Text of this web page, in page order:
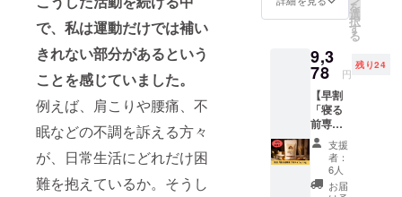
で、私は運動だけでは補い
きれない部分があるという
ことを感じていました。
例えば、肩こりや腰痛、不
眠などの不調を訴える方々
が、日常生活にどれだけ困
難を抱えているか。そうし
の原因の多
くが食生活
養不足でし
その問題を
解決するた
めに自社で
プロテイン
を開発し、
別途必
要で
す。 パ
フォー
マンス
ステー
ション
ANCHO
R 高崎
市上並
トを体
験でき
です。
実施時
間はカ
ウンセ
リング
込みで
60分と
なりま
す。 ※
日程は
を
選
択
す
る
9,3
78 円
残り24
【早割
「寝る
前専用
プロテ
イン」
1kg】
「寝る
支援
者：
6人
お届